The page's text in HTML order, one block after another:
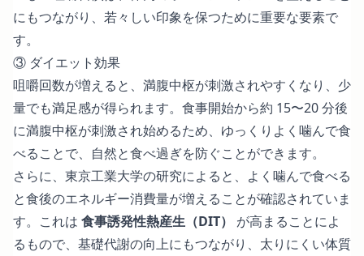
にもつながり、若々しい印象を保つために重要な要素で
す。
③ ダイエット効果
咀嚼回数が増えると、満腹中枢が刺激されやすくなり、少
量でも満足感が得られます。食事開始から約 15〜20 分後
に満腹中枢が刺激され始めるため、ゆっくりよく噛んで食
べることで、自然と食べ過ぎを防ぐことができます。
さらに、東京工業大学の研究によると、よく噛んで食べる
と食後のエネルギー消費量が増えることが確認されていま
す。これは 食事誘発性熱産生（DIT）
が高まることによ
るもので、基礎代謝の向上にもつながり、太りにくい体質